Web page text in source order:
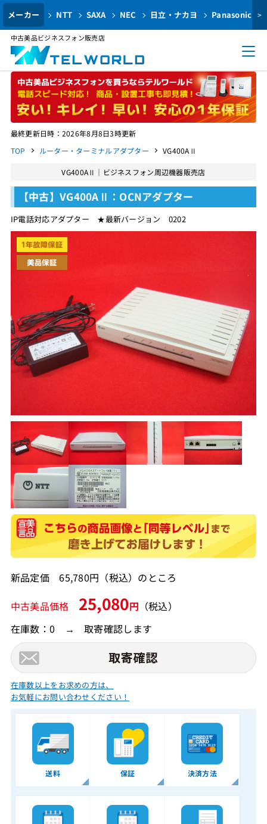
メーカー NTT SAXA NEC 日立・ナカヨ Panasonic >
中古美品ビジネスフォン販売店
最終更新日時：2026年8月8日3時更新
TOP
ルーター・ターミナルアダプター VG400AⅡ
VG400AⅡ｜ビジネスフォン周辺機器販売店
【中古】VG400AⅡ：OCNアダプター
IP電話対応アダプター ★最新バージョン 0202
新品定価 65,780円（税込）のところ
中古美品価格 25,080円 （税込）
在庫数：0 → 取寄確認します
在庫数以上をお求めの方は、
お気軽にお問い合わせください！
送料 保証 決済方法